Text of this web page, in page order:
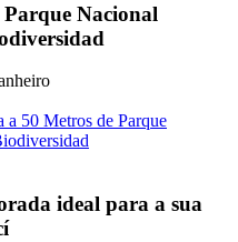
Parque Nacional
a 50 Metros de Parque
ideal para a sua